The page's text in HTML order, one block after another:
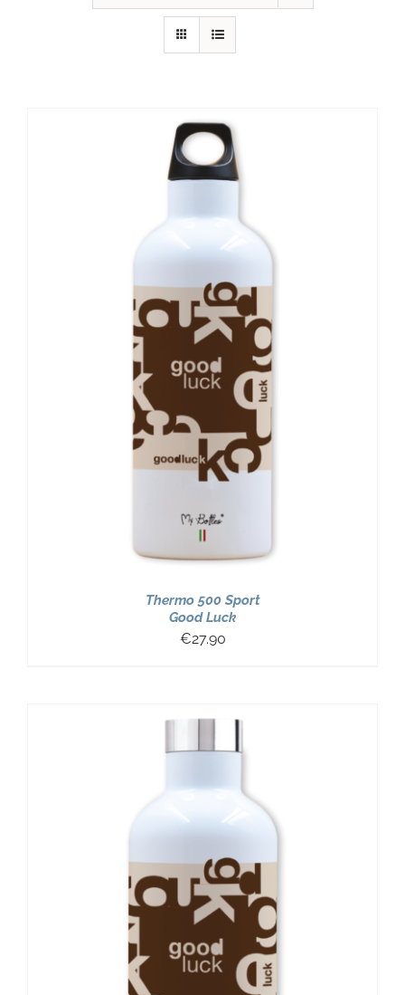
Thermo 500 Sport
Good Luck
€27.90